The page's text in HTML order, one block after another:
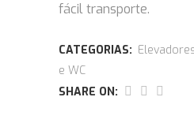
fácil transporte.
CATEGORIAS:
e WC
SHARE ON: